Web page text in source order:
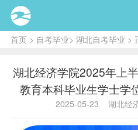
首页> 自考毕业> 湖北自考毕业 >
湖北经济学院2025年上
教育本科毕业生学士学
2025-05-23 湖北经